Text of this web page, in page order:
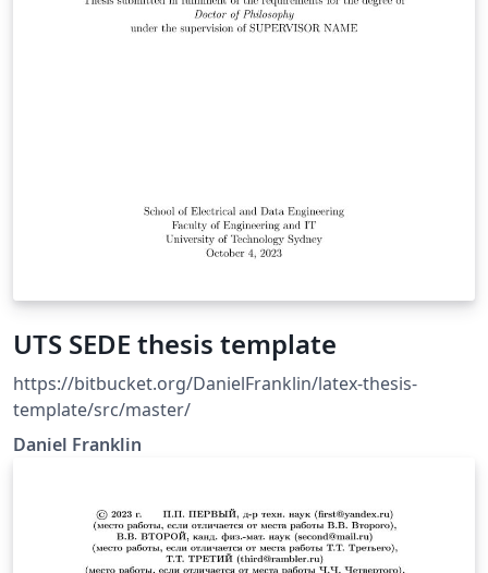
UTS SEDE thesis template
https://bitbucket.org/DanielFranklin/latex-thesis-
template/src/master/
Daniel Franklin